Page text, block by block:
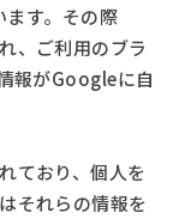
す。その際
、ご利用のブラ
報がGoogleに自
ており、個人を
それらの情報を